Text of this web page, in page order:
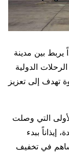
يربط بين مدينة
الدولية
تهدف إلى تعزيز
التي وصلت
إيذاناً ببدء
في تخفيف